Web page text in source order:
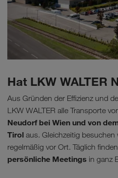
Hat LKW WALTER
Aus Gründen der Effizienz und
LKW WALTER alle Transporte
Neudorf bei Wien und von
Tirol aus. Gleichzeitig
regelmäßig vor Ort. Täglich finden
persönliche Meetings in ganz